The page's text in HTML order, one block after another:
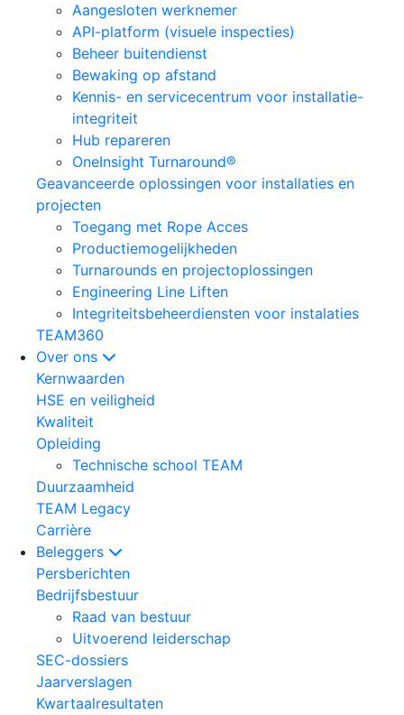
Aangesloten werknemer
API-platform (visuele inspecties)
Beheer buitendienst
Bewaking op afstand
Kennis- en servicecentrum voor installatie-
integriteit
Hub repareren
OneInsight Turnaround®
Geavanceerde oplossingen voor installaties en
projecten
Toegang met Rope Acces
Productiemogelijkheden
Turnarounds en projectoplossingen
Engineering Line Liften
Integriteitsbeheerdiensten voor instalaties
TEAM360
Over ons
Kernwaarden
HSE en veiligheid
Kwaliteit
Opleiding
Technische school TEAM
Duurzaamheid
TEAM Legacy
Carrière
Beleggers
Persberichten
Bedrijfsbestuur
Raad van bestuur
Uitvoerend leiderschap
SEC-dossiers
Jaarverslagen
Kwartaalresultaten